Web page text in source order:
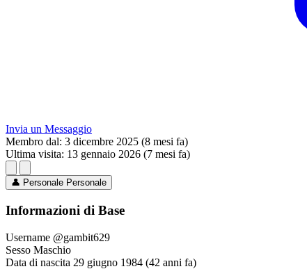
Invia un Messaggio
Membro dal: 3 dicembre 2025 (8 mesi fa)
Ultima visita: 13 gennaio 2026 (7 mesi fa)
👤 Personale Personale
Informazioni di Base
Username @gambit629
Sesso Maschio
Data di nascita 29 giugno 1984 (42 anni fa)